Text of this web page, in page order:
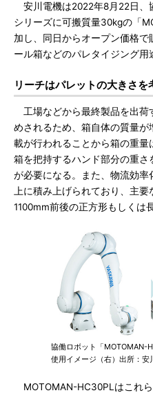
安川電機は2022年8月22日、
シリーズに可搬質量30kgの「
加し、同日からオープン価格
ール箱などのパレタイジング用
リーチはパレットの大きさ
工場などから最終製品を出荷
めされるため、箱自体の質量
載が行われることから箱の重量
箱を把持するハンド部分の重
が必要になる。また、物流効
上に積み上げられており、主
1100mm前後の正方形もしくは
協働ロボット「MOTOMAN-
使用イメージ（右）出所：安
MOTOMAN-HC30PLはこれ